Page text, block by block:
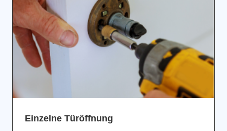
Einzelne Türöffnung